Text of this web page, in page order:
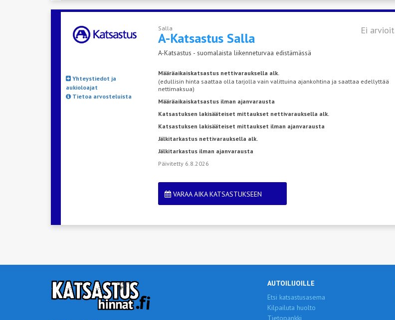
Salla
A-Katsastus Salla
A-Katsastus - suomalaista liikenneturvaa edistämässä
Ei
Yhteystiedot ja
aukioloajat
Tietoa arvosteluista
Määräaikaiskatsastus nettivarauksella alk.
(edullisin hinta saattaa olla tarjolla vain valittuina ajankohtina ja saattaa edellyttää
nettimaksua)
Määräaikaiskatsastus ilman ajanvarausta
Katsastuksen lakisääteiset mittaukset nettivarauksella alk.
Katsastuksen lakisääteiset mittaukset ilman ajanvarausta
Jälkitarkastus nettivarauksella alk.
Jälkitarkastus ilman ajanvarausta
Päivitetty 6.8.2026
VARAA AIKA KATSASTUKSEEN
AUTOILIJOILLE
Etsi katsastusasema
Kilpailuta huolto
Tietopankki